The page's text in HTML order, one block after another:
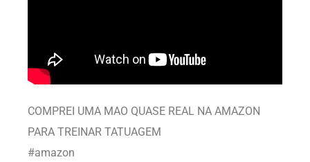
COMPREI UMA MAO QUASE REAL NA AMAZON
PARA TREINAR TATUAGEM
#amazon